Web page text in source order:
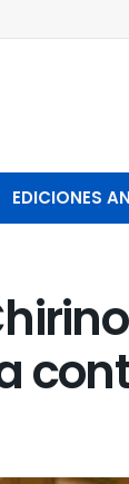
EDICIONES